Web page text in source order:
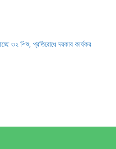
৩২ শিশু, প্রতিরোধে দরকার কার্যকর